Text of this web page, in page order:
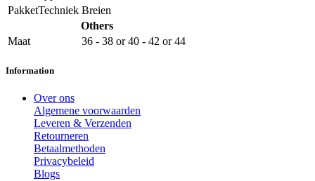
PakketTechniek Breien
Others
Maat
36 - 38 or40 - 42 or44
Information
Over ons
Algemene voorwaarden
Leveren & Verzenden
Retourneren
Betaalmethoden
Privacybeleid
Blogs